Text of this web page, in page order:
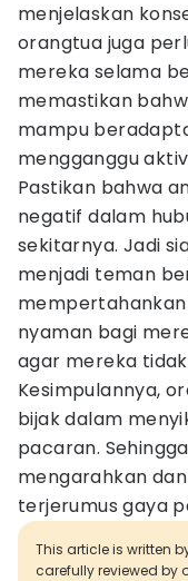
menjelaskan
orangtua juga
mereka selama
memastikan
mampu
mengganggu
Pastikan bahwa
negatif dalam
sekitarnya. Jadi
menjadi teman
nyaman bagi
agar mereka
Kesimpulannya,
bijak dalam
pacaran.
mengarahkan
terjerumus gaya
This article is written
carefully reviewed by